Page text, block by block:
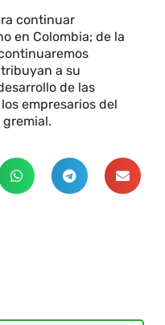
continuar
en Colombia; de la
a su
de las
empresarios del